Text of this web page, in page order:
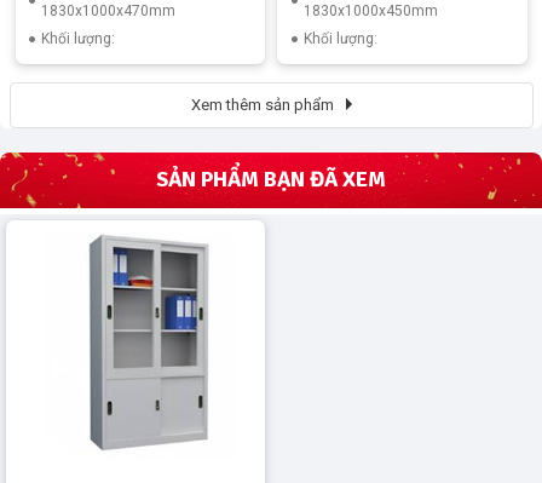
1830x1000x470mm
Khối lượng:
1830x1000x450mm
Khối lượng:
Xem thêm sản phẩm
SẢN PHẨM BẠN ĐÃ XEM